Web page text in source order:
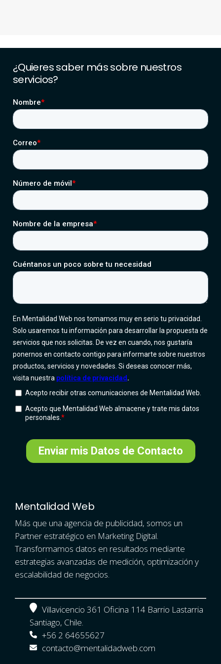
¿Quieressaber mássobre nuestros
servicios?
Mentalidad Web
Más que una agencia de publicidad, somos un
Partner estratégico en Marketing Digital.
Transformamos datos en resultados mediante
estrategias avanzadas de medición, optimización y
escalabilidad de negocios.
Villavicencio 361 Oficina 114 Barrio Lastarria
Santiago, Chile.
+56 2 64655627
contacto@mentalidadweb.com